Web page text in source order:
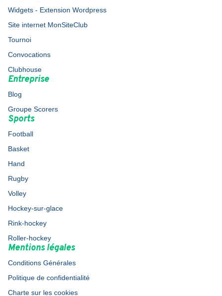
Widgets - Extension Wordpress
Site internet MonSiteClub
Tournoi
Convocations
Clubhouse
Entreprise
Blog
Groupe Scorers
Sports
Football
Basket
Hand
Rugby
Volley
Hockey-sur-glace
Rink-hockey
Roller-hockey
Mentions légales
Conditions Générales
Politique de confidentialité
Charte sur les cookies